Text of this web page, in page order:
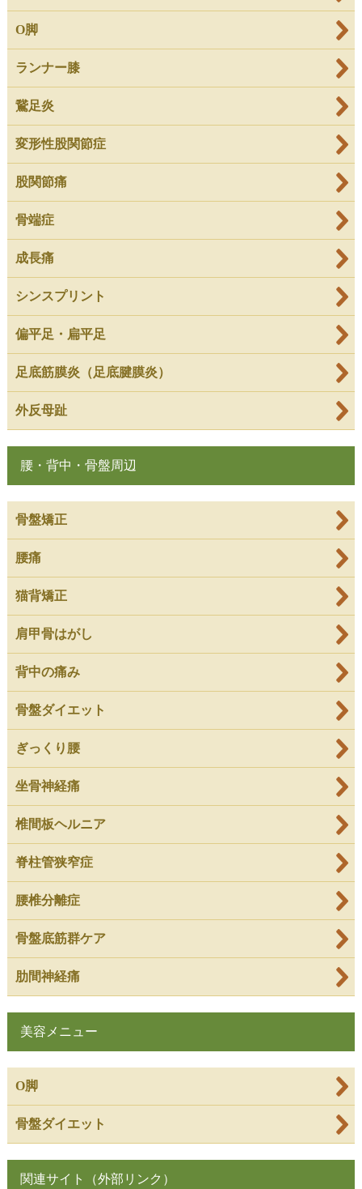
O脚
ランナー膝
鵞足炎
変形性股関節症
股関節痛
骨端症
成長痛
シンスプリント
偏平足・扁平足
足底筋膜炎（足底腱膜炎）
外反母趾
腰・背中・骨盤周辺
骨盤矯正
腰痛
猫背矯正
肩甲骨はがし
背中の痛み
骨盤ダイエット
ぎっくり腰
坐骨神経痛
椎間板ヘルニア
脊柱管狭窄症
腰椎分離症
骨盤底筋群ケア
肋間神経痛
美容メニュー
O脚
骨盤ダイエット
関連サイト（外部リンク）